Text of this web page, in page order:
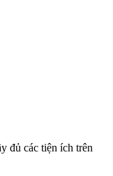
đủ các tiện ích trên